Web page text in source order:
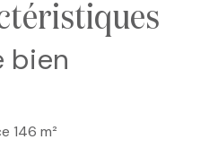
sur les risques auxquels
bien
146 m²